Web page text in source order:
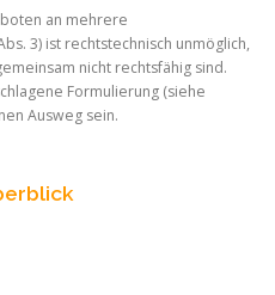
an mehrere
3) ist rechtstechnisch unmöglich,
nicht rechtsfähig sind.
Formulierung (siehe
Ausweg sein.